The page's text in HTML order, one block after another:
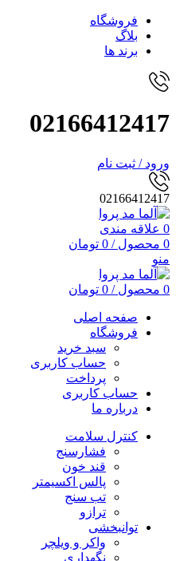
فروشگاه
بلاگ
برند ها
02166412417
ورود / ثبت نام
02166412417
0 علاقه مندی
0 محصول /
0 تومان
منو
0 محصول /
0 تومان
صفحه اصلی
فروشگاه
سبد خرید
حساب کاربری
پرداخت
حساب کاربری
درباره ما
کنترل سلامت
فشارسنج
قند خون
پالس اکسیمتر
تب سنج
ترازو
توانبخشی
واکر و ویلچر
نگهداری